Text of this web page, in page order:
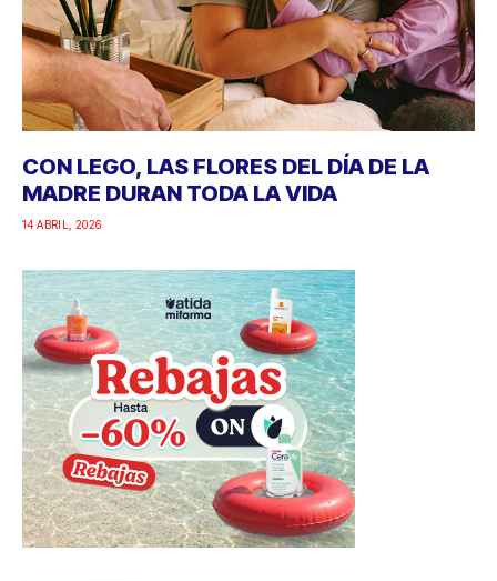
CON LEGO, LAS FLORES DEL DÍA DE LA
MADRE DURAN TODA LA VIDA
14 ABRIL, 2026